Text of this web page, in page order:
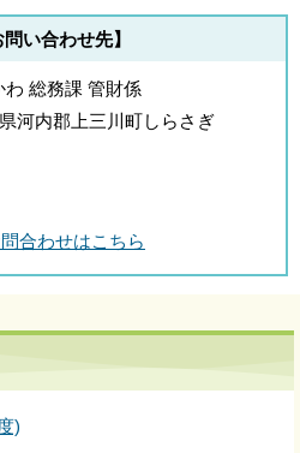
い合わせ先】
総務課 管財係
河内郡上三川町しらさぎ
合わせはこちら
)